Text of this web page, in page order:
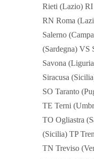
Rieti (Lazio)
RN Roma
Salerno
(Sardegna) VS
Savona
Siracusa
SO Taranto
TE Terni
TO Ogliastra
(Sicilia) TP
TN Treviso